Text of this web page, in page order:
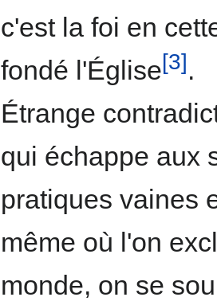
c'est la foi en
fondé l'Église[3].
Étrange
qui échappe aux
pratiques vaines
même où l'on
monde, on se